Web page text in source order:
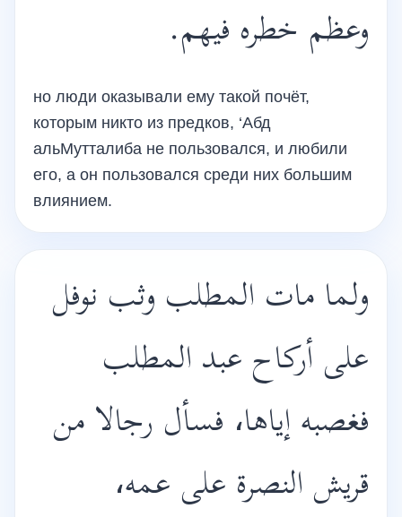
وعظم خطره فيهم.
но люди оказывали ему такой почёт,
которым никто из предков, ‘Абд
альМутталиба не пользовался, и любили
его, а он пользовался среди них большим
влиянием.
ولما مات المطلب وثب نوفل
على أركاح عبد المطلب
فغصبه إياها، فسأل رجالا من
قريش النصرة على عمه،